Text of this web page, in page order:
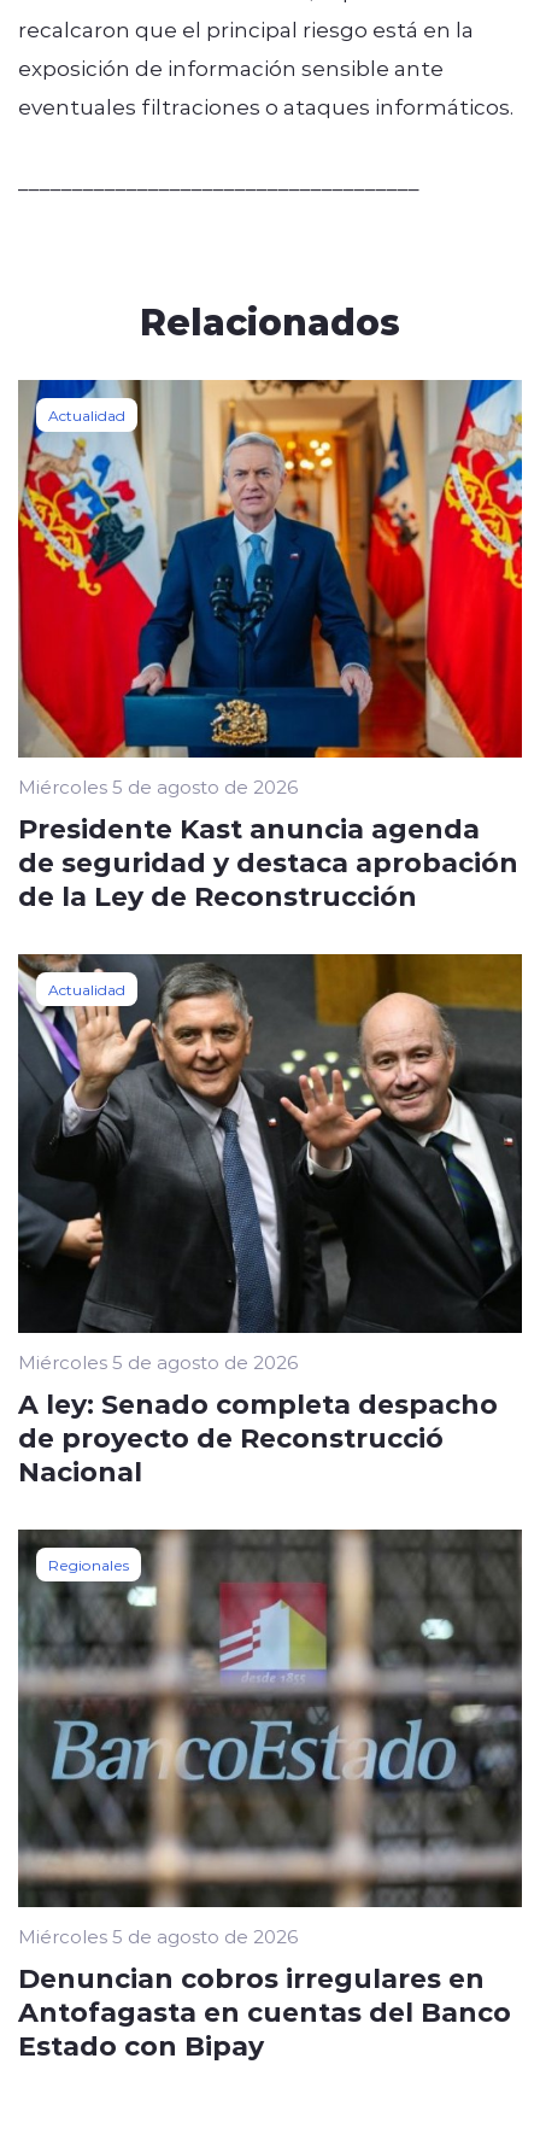
recalcaron que el principal riesgo está en la
exposición de información sensible ante
eventuales filtraciones o ataques informáticos.
Relacionados
Actualidad
Miércoles 5 de agosto de 2026
Presidente Kast anuncia agenda
de seguridad y destaca aprobación
de la Ley de Reconstrucción
Actualidad
Miércoles 5 de agosto de 2026
A ley: Senado completa despacho
de proyecto de Reconstrucció
Nacional
Regionales
Miércoles 5 de agosto de 2026
Denuncian cobros irregulares en
Antofagasta en cuentas del Banco
Estado con Bipay